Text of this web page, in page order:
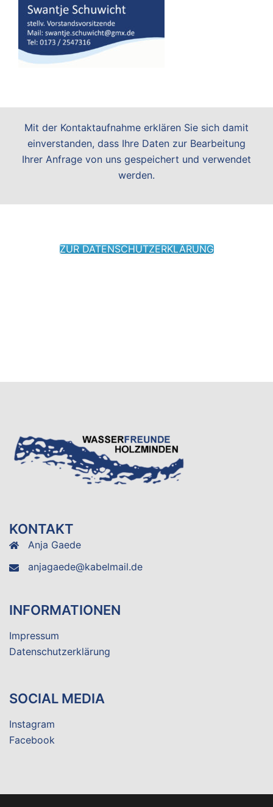
Mit der Kontaktaufnahme erklären Sie sich damit
einverstanden, dass Ihre Daten zur Bearbeitung
Ihrer Anfrage von uns gespeichert und verwendet
werden.
ZUR DATENSCHUTZERKLÄRUNG
KONTAKT
Anja Gaede
anjagaede@kabelmail.de
INFORMATIONEN
Impressum
Datenschutzerklärung
SOCIAL MEDIA
Instagram
Facebook